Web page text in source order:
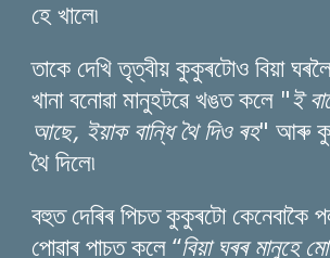
হে খালে৷
তাকে দেখি তৃত্বীয় কুকুৰটোও বিয়া
খানা বনোৱা মানুহটৱে খঙত কলে "ই
আছে, ইয়াক বান্ধি থৈ দিও ৰহ" আৰু
থৈ দিলে৷
বহুত দেৰিৰ পিচত কুকুৰটো কেনেবাকৈ
পোৱাৰ পাচত কলে “বিয়া ঘৰৰ মানুহে